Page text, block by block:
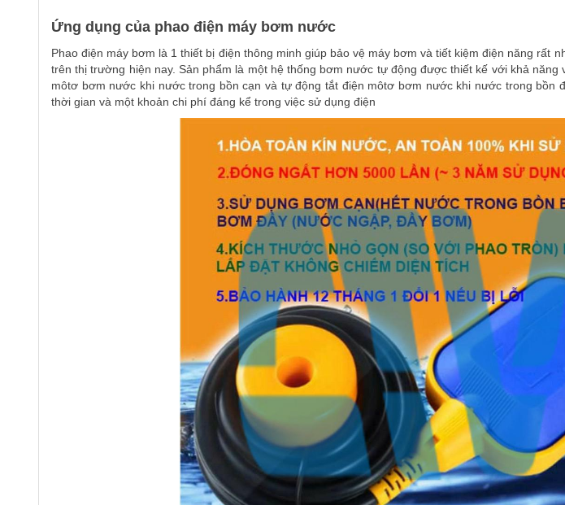
Ứng dụng của phao điện máy bơm nước
Phao điện máy bơm là 1 thiết bị điện thông minh giúp bảo vệ máy bơm và tiết kiệm điện năng rất
trên thị trường hiện nay. Sản phẩm là một hệ thống bơm nước tự động được thiết kế với khả năng
môtơ bơm nước khi nước trong bồn cạn và tự động tắt điện môtơ bơm nước khi nước trong bồn
thời gian và một khoản chi phí đáng kể trong việc sử dụng điện